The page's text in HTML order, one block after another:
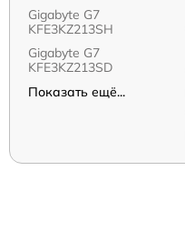
Gigabyte G7
KFE3KZ213SH
Gigabyte G7
KFE3KZ213SD
Показать ещё...